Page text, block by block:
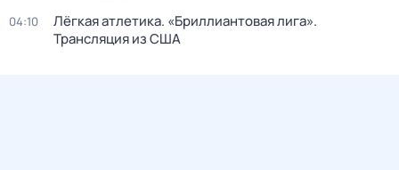
04:10
Лёгкая атлетика. «Бриллиантовая лига».
Трансляция из США